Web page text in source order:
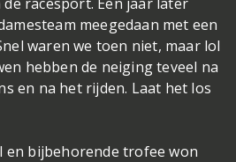
meegedaan met een
waren we toen niet, maar lol
hebben de neiging teveel na
en na het rijden. Laat het los
en bijbehorende trofee won